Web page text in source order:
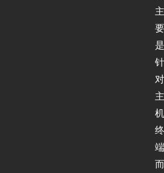
主
要
是
针
对
主
机
终
端
而